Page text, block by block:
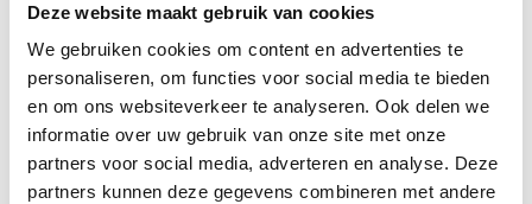
Deze website maakt gebruik van cookies
We gebruiken cookies om content en advertenties te
personaliseren, om functies voor social media te bieden
en om ons websiteverkeer te analyseren. Ook delen we
informatie over uw gebruik van onze site met onze
partners voor social media, adverteren en analyse. Deze
partners kunnen deze gegevens combineren met andere
aanpak. Uit deze marktplaatsbijeenkomst, zijn vijf
vervolgactiviteiten voortgekomen met steeds een
deelnemer als trekker: twee boekbesprekingen, een
lerend netwerk ‘procesbegeleiding’, een themasessie
over een dialoogmethodiek die in de zorg en het
onderwijs wordt toegepast, en een workshop Design